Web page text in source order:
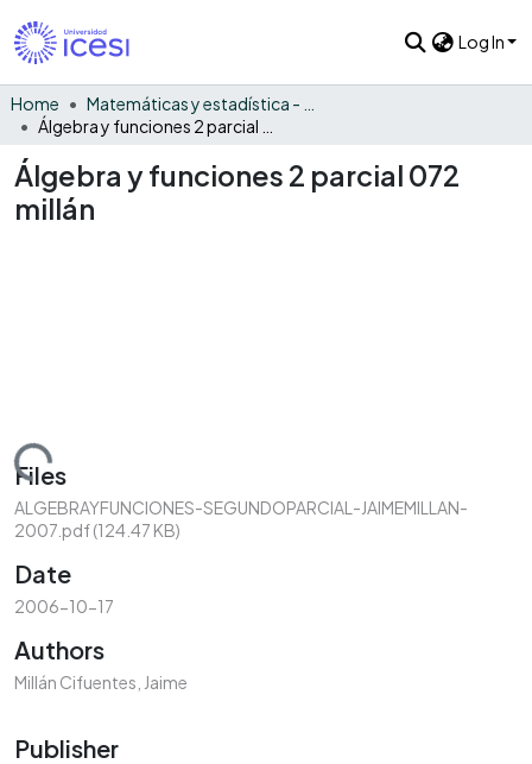
Log In
Home
Álgebra y funciones 2 parcial 072
millán
Loading...
Files
ALGEBRAYFUNCIONES-SEGUNDOPARCIAL-JAIMEMILLAN-
2007.pdf(124.47 KB)
Date
2006-10-17
Authors
Millán Cifuentes, Jaime
Publisher